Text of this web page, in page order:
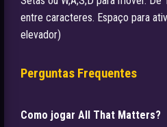
entre caracteres. Espaço para
elevador)
Perguntas Frequentes
Como jogar All That Matters?